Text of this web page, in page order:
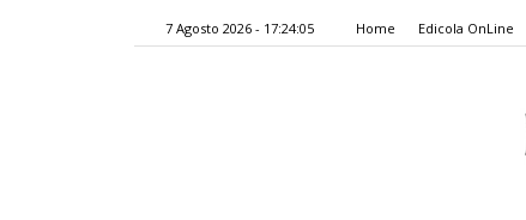
7 Agosto 2026 - 17:24:05 Home Edicola OnLine